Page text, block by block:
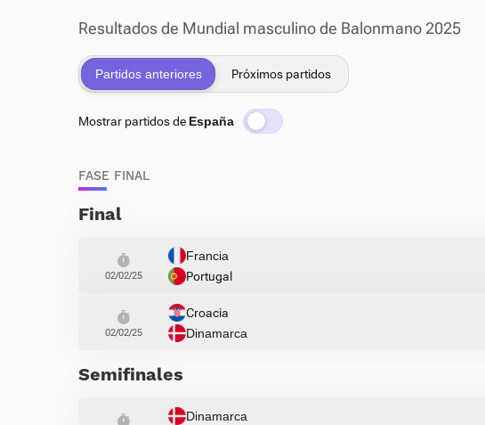
Resultados de Mundial masculino de Balonmano 2025
Partidos anteriores Próximos partidos
Mostrar partidos de España
FASE FINAL
Final
02/02/25
Francia
Portugal
02/02/25
Croacia
Dinamarca
Semifinales
Dinamarca